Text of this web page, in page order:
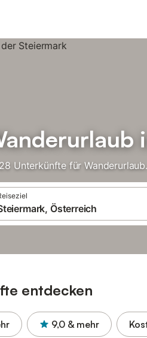
Unterkünfte für
entdecken
9,0 & mehr